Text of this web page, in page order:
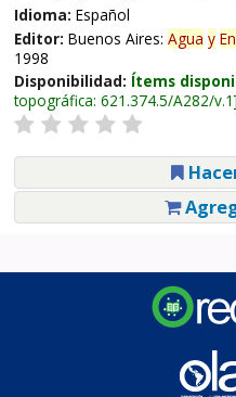
Idioma: Español
Editor: Buenos Aires: Agua y
1998
Disponibilidad: Ítems
topográfica: 621.374.5/A282/v.1